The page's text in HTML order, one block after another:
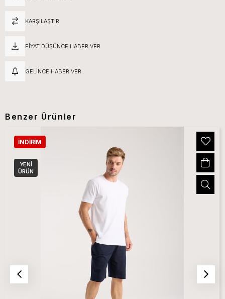
KARŞILAŞTIR
FIYAT DÜŞÜNCE HABER VER
GELINCE HABER VER
Benzer Ürünler
İNDIRIM
YENI
ÜRÜN